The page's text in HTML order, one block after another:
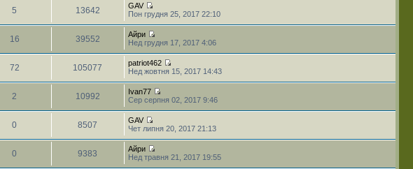
5 13642
GAV
Пон грудня 25, 2017 22:10
16 39552
Айри
Нед грудня 17, 2017 4:06
72 105077
patriot462
Нед жовтня 15, 2017 14:43
2 10992
Ivan77
Сер серпня 02, 2017 9:46
0 8507
GAV
Чет липня 20, 2017 21:13
0 9383
Айри
Нед травня 21, 2017 19:55